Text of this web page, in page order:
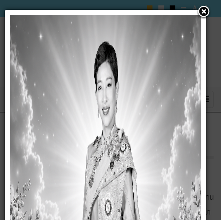
สภาพและข้อมูลพื้นฐาน
สภาพทั่วไปและข้อมูลพื้นฐาน
โดยทั่วไฟปเป็นพื้นที่ราบสลับเนินเขา ดินเป็นกรวดทรายและลูกรัง มีแม่น้ำไหลผ่าน
2 สาย คือ คลองลำสนธิ และคลองลำพญากลาง ในฤดูฝนมีปริมาณน้ำไหลบ่า